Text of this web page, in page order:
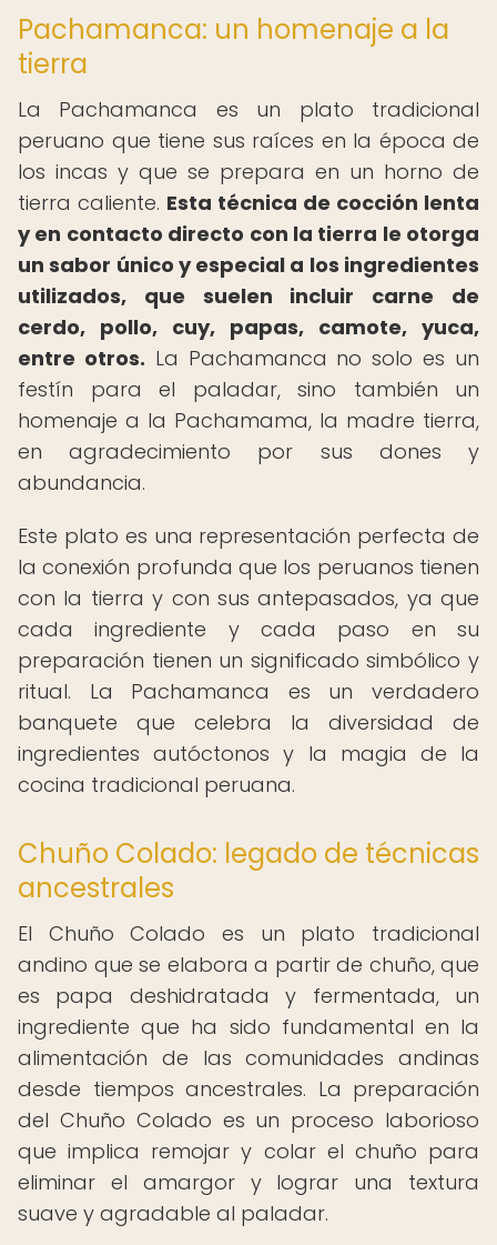
Pachamanca: un homenaje a la
tierra
La Pachamanca es un plato tradicional
peruano que tiene sus raíces en la época de
los incas y que se prepara en un horno de
tierra caliente. Esta técnica de cocción lenta
y en contacto directo con la tierra le otorga
un sabor único y especial a los ingredientes
utilizados, que suelen incluir carne de
cerdo, pollo, cuy, papas, camote, yuca,
entre otros. La Pachamanca no solo es un
festín para el paladar, sino también un
homenaje a la Pachamama, la madre tierra,
en agradecimiento por sus dones y
abundancia.
Este plato es una representación perfecta de
la conexión profunda que los peruanos tienen
con la tierra y con sus antepasados, ya que
cada ingrediente y cada paso en su
preparación tienen un significado simbólico y
ritual. La Pachamanca es un verdadero
banquete que celebra la diversidad de
ingredientes autóctonos y la magia de la
cocina tradicional peruana.
Chuño Colado: legado de técnicas
ancestrales
El Chuño Colado es un plato tradicional
andino que se elabora a partir de chuño, que
es papa deshidratada y fermentada, un
ingrediente que ha sido fundamental en la
alimentación de las comunidades andinas
desde tiempos ancestrales. La preparación
del Chuño Colado es un proceso laborioso
que implica remojar y colar el chuño para
eliminar el amargor y lograr una textura
suave y agradable al paladar.